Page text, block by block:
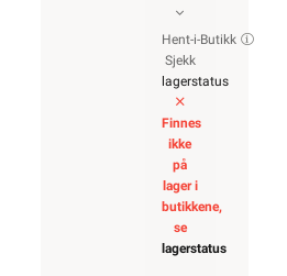
Hent-i-Butikk
Sjekk
lagerstatus
Finnes
ikke
på
lager i
butikkene,
se
lagerstatus